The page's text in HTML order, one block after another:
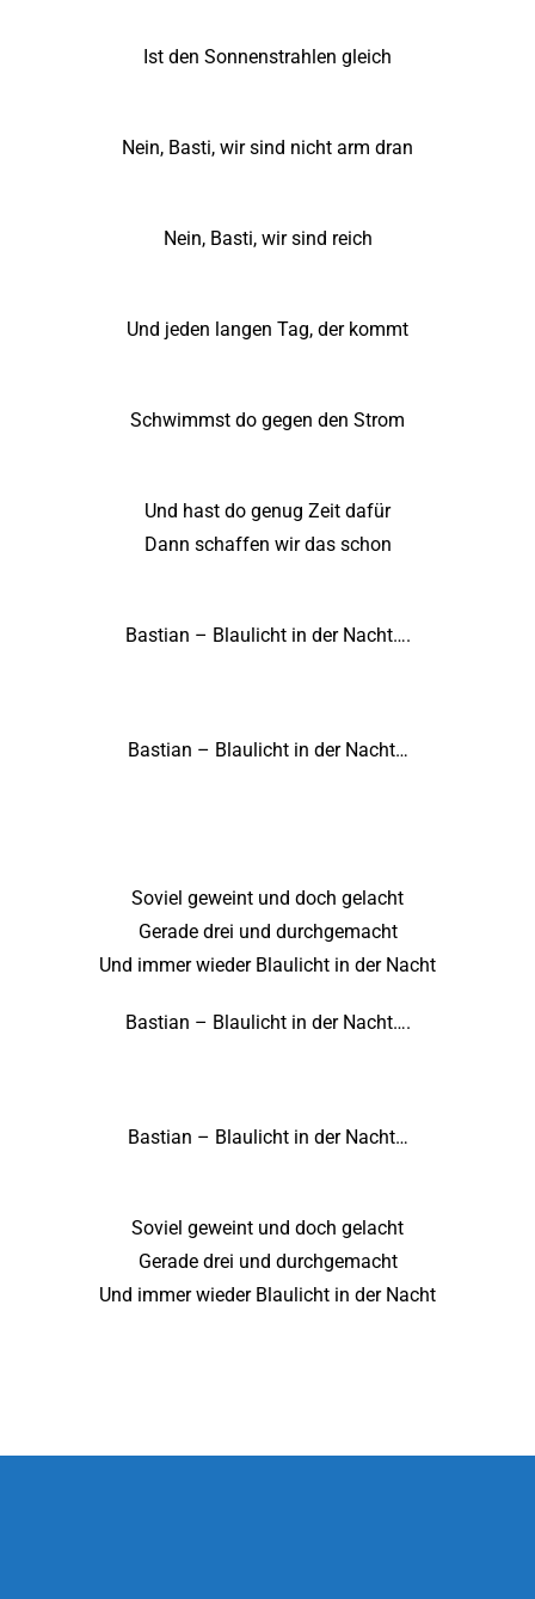
Ist den Sonnenstrahlen gleich
Nein, Basti, wir sind nicht arm dran
Nein, Basti, wir sind reich
Und jeden langen Tag, der kommt
Schwimmst do gegen den Strom
Und hast do genug Zeit dafür
Dann schaffen wir das schon
Bastian – Blaulicht in der Nacht….
Bastian – Blaulicht in der Nacht…
Soviel geweint und doch gelacht
Gerade drei und durchgemacht
Und immer wieder Blaulicht in der Nacht
Bastian – Blaulicht in der Nacht….
Bastian – Blaulicht in der Nacht…
Soviel geweint und doch gelacht
Gerade drei und durchgemacht
Und immer wieder Blaulicht in der Nacht